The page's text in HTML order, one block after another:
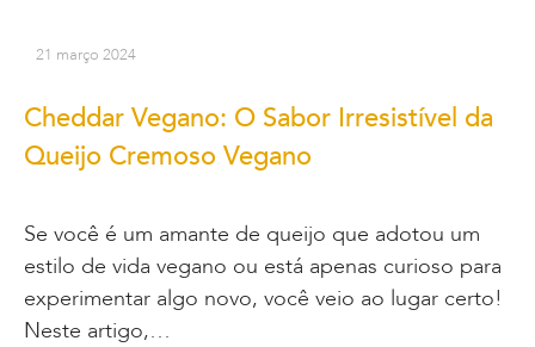
21 março 2024
Cheddar Vegano: O Sabor Irresistível da
Queijo Cremoso Vegano
Se você é um amante de queijo que adotou um
estilo de vida vegano ou está apenas curioso para
experimentar algo novo, você veio ao lugar certo!
Neste artigo,…